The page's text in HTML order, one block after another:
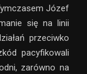
Józef
się na linii
przeciwko
pacyfikowali
zarówno na